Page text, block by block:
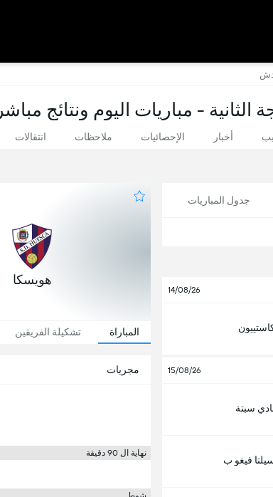
الثانية - مباريات اليوم ونتائج
أخبار الإحصائيات ملاحظات انتقالات
جدول المباريات
14/08/26
15/08/26
سبتة
فيغو ب
هويسكا
المباراة تشكيلة الفريقين
مجريات
نهاية ال 90 دقيقة